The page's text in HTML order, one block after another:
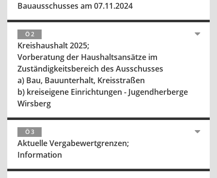
Bauausschusses am 07.11.2024
Ö 2
Kreishaushalt 2025;
Vorberatung der Haushaltsansätze im
Zuständigkeitsbereich des Ausschusses
a) Bau, Bauunterhalt, Kreisstraßen
b) kreiseigene Einrichtungen - Jugendherberge
Wirsberg
Ö 3
Aktuelle Vergabewertgrenzen;
Information